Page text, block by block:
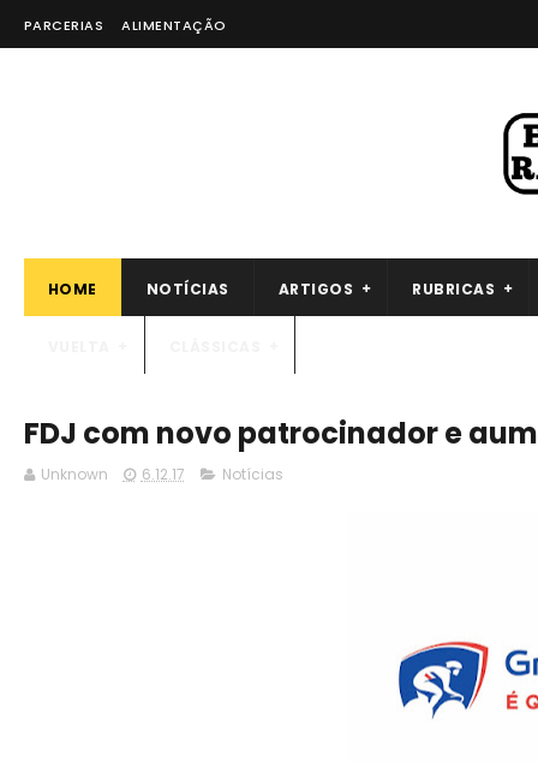
PARCERIAS ALIMENTAÇÃO
HOME NOTÍCIAS ARTIGOS RUBRICAS
FDJ com novo patrocinador e
Unknown 6.12.17 Notícias